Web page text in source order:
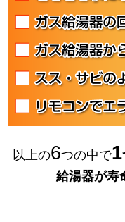
以上の6つの中で1
給湯器が寿